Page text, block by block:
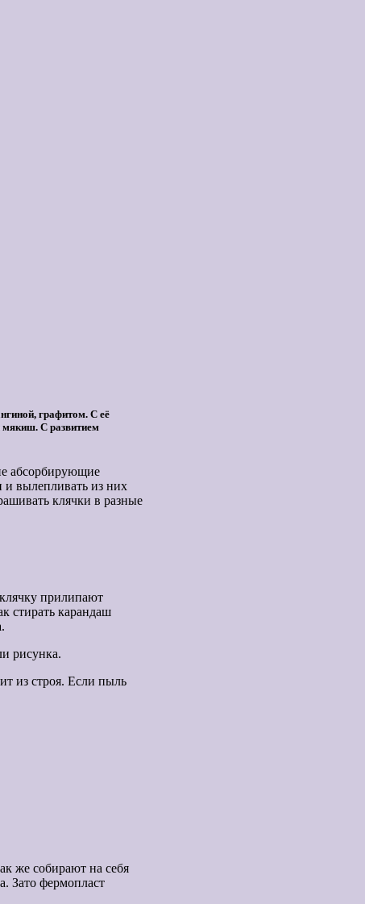
графитом. С её
мякиш. С развитием
абсорбирующие
и вылепливать из них
клячки в разные
прилипают
стирать карандаш
рисунка.
из строя. Если пыль
же собирают на себя
Зато фермопласт